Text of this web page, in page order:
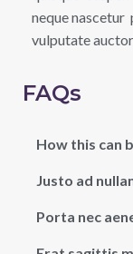
neque nascetur
vulputate
FAQs
How this can
Justo ad
Porta nec